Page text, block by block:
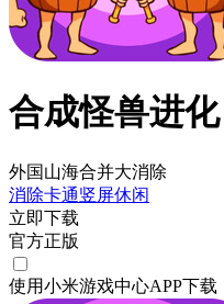
合成怪兽进化
外国山海合并大消除
消除卡通竖屏休闲
立即下载
官方正版
使用小米游戏中心APP下载